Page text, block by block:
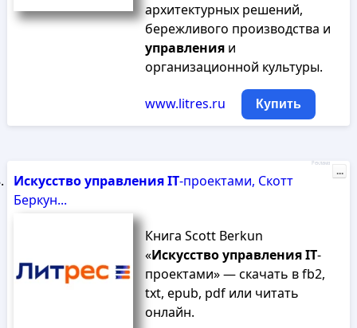
архитектурных решений,
бережливого производства и
управленияи
организационной культуры.
www.litres.ru Купить
ИскусствоуправленияIT-проектами, Скотт
Беркун...
Книга Scott Berkun
«ИскусствоуправленияIT-
проектами» — скачать в fb2,
txt, epub, pdf или читать
онлайн.
Реклама
...